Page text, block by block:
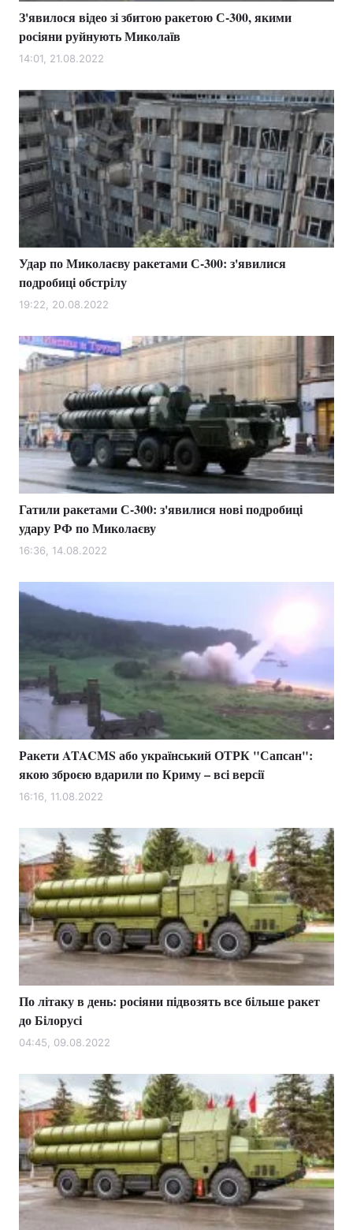
З'явилося відео зі збитою ракетою С-300, якими
росіяни руйнують Миколаїв
14:01, 21.08.2022
Удар по Миколаєву ракетами С-300: з'явилися
подробиці обстрілу
19:22, 20.08.2022
Гатили ракетами С-300: з'явилися нові подробиці
удару РФ по Миколаєву
16:36, 14.08.2022
Ракети ATACMS або український ОТРК "Сапсан":
якою зброєю вдарили по Криму – всі версії
16:16, 11.08.2022
По літаку в день: росіяни підвозять все більше ракет
до Білорусі
04:45, 09.08.2022